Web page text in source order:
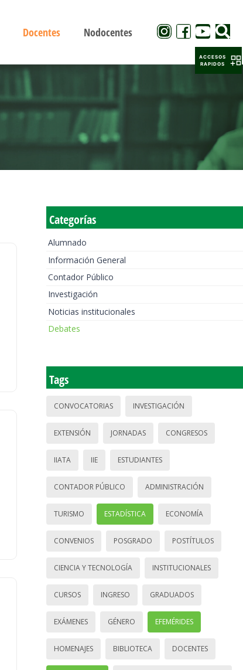
Docentes Nodocentes
Categorías
Alumnado
Información General
Contador Público
Investigación
Noticias institucionales
Debates
Tags
CONVOCATORIAS INVESTIGACIÓN
EXTENSIÓN JORNADAS CONGRESOS
IIATA IIE ESTUDIANTES
CONTADOR PÚBLICO ADMINISTRACIÓN
TURISMO ESTADÍSTICA ECONOMÍA
CONVENIOS POSGRADO POSTÍTULOS
CIENCIA Y TECNOLOGÍA INSTITUCIONALES
CURSOS INGRESO GRADUADOS
EXÁMENES GÉNERO EFEMÉRIDES
HOMENAJES BIBLIOTECA DOCENTES
ACCESOS
RAPIDOS